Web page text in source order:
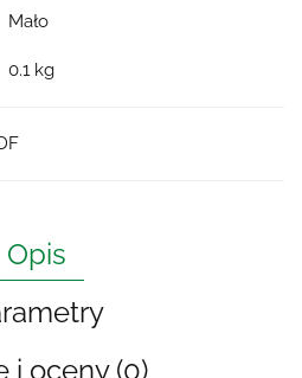
Mało
0.1 kg
Opis
i oceny (0)